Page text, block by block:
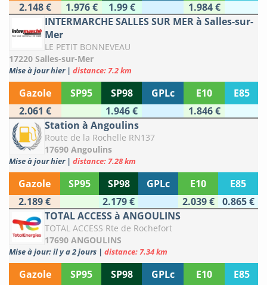
2.148 €
1.976 € 1.99 €
1.984 €
INTERMARCHE SALLES SUR MER à Salles-sur-
Mer
LE PETIT BONNEVEAU
17220 Salles-sur-Mer
Mise à jour hier | distance: 7.2 km
Gazole SP95 SP98 GPLc E10
E85
2.061 €
1.946 €
1.846 €
Station à Angoulins
Route de la Rochelle RN137
17690 Angoulins
Mise à jour hier | distance: 7.28 km
Gazole SP95 SP98 GPLc E10
E85
2.189 €
2.179 € 2.039 €
0.865 €
TOTAL ACCESS à ANGOULINS
TOTAL ACCESS Rte de Rochefort
17690 ANGOULINS
Mise à jour: il y a 2 jours | distance: 7.34 km
Gazole SP95 SP98 GPLc E10
E85